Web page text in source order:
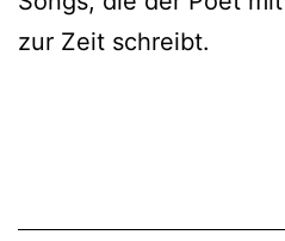
zur Zeit schreibt.